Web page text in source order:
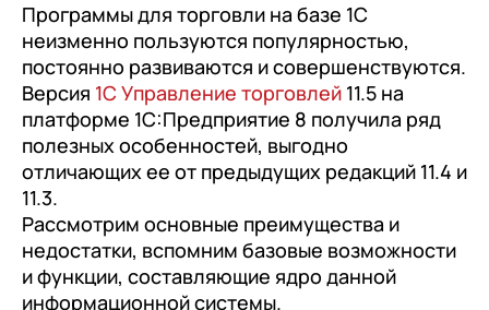
Программы для торговли на базе 1С
неизменно пользуются популярностью,
постоянно развиваются и совершенствуются.
Версия 1С Управление торговлей 11.5 на
платформе 1С:Предприятие 8 получила ряд
полезных особенностей, выгодно
отличающих ее от предыдущих редакций 11.4 и
11.3.
Рассмотрим основные преимущества и
недостатки, вспомним базовые возможности
и функции, составляющие ядро данной
информационной системы.